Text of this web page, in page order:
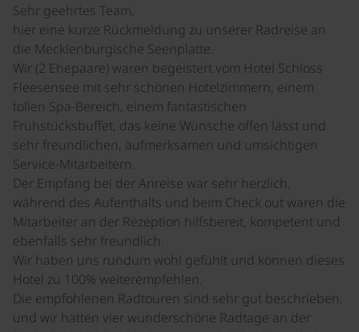
Sehr geehrtes Team,
hier eine kurze Rückmeldung zu unserer Radreise an
die Mecklenburgische Seenplatte.
Wir (2 Ehepaare) waren begeistert vom Hotel Schloss
Fleesensee mit sehr schönen Hotelzimmern, einem
tollen Spa-Bereich, einem fantastischen
Frühstücksbuffet, das keine Wünsche offen lässt und
sehr freundlichen, aufmerksamen und umsichtigen
Service-Mitarbeitern.
Der Empfang bei der Anreise war sehr herzlich,
während des Aufenthalts und beim Check out waren die
Mitarbeiter an der Rezeption hilfsbereit, kompetent und
ebenfalls sehr freundlich.
Wir haben uns rundum wohl gefühlt und können dieses
Hotel zu 100% weiterempfehlen.
Die empfohlenen Radtouren sind sehr gut beschrieben,
und wir hatten vier wunderschöne Radtage an der